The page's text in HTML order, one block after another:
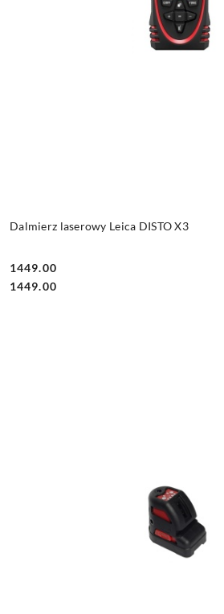
Dalmierz laserowy Leica DISTO X3
Cena:
1449.00
Cena:
1449.00